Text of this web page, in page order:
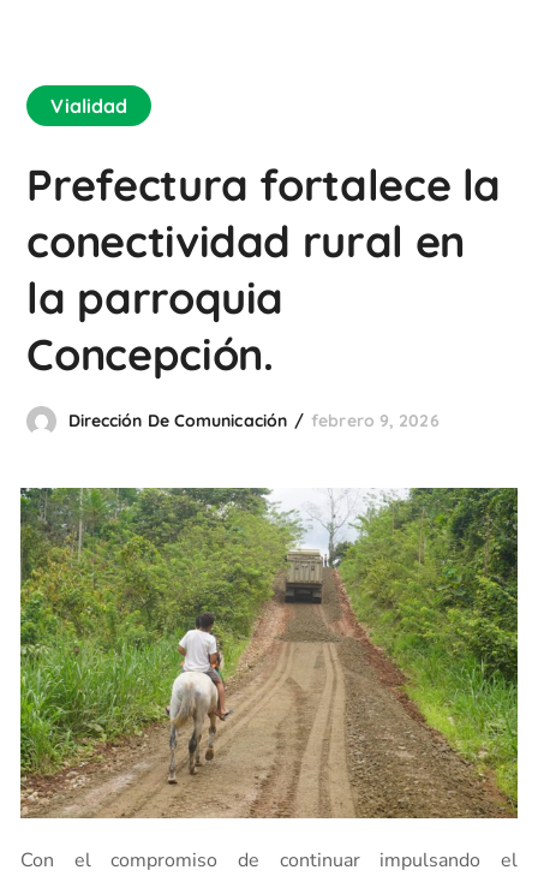
Vialidad
Prefectura fortalece la
conectividad rural en
la parroquia
Concepción.
Dirección De Comunicación febrero 9, 2026
Con el compromiso de continuar impulsando el